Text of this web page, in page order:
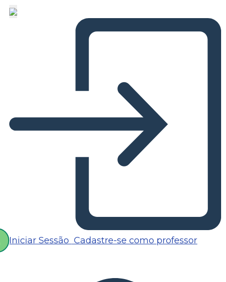
Iniciar Sessão Cadastre-se como professor